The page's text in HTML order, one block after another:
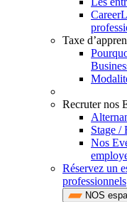
Taxe
Recruter nos
Stage /
Nos
Réservez un
professionnels
NOS